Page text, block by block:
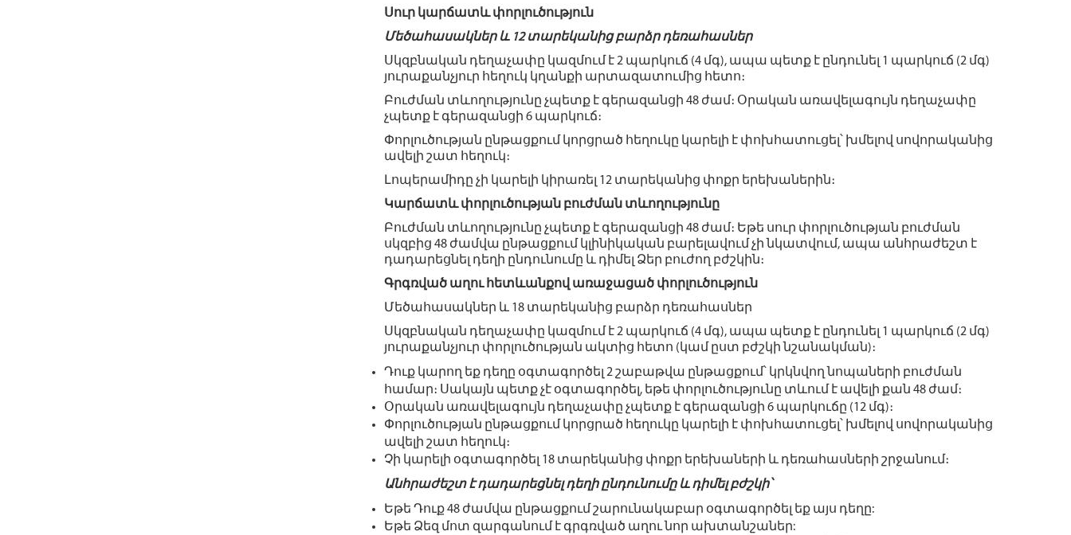
Սուր կարճատև փորլուծություն
Մեծահասակներ և 12 տարեկանից բարձր դեռահասներ
Սկզբնական դեղաչափը կազմում է 2 պարկուճ (4 մգ), ապա պետք է ընդունել 1 պարկուճ (2 մգ)
յուրաքանչյուր հեղուկ կղանքի արտազատումից հետո։
Բուժման տևողությունը չպետք է գերազանցի 48 ժամ։ Օրական առավելագույն դեղաչափը
չպետք է գերազանցի 6 պարկուճ։
Փորլուծության ընթացքում կորցրած հեղուկը կարելի է փոխհատուցել՝ խմելով սովորականից
ավելի շատ հեղուկ։
Լոպերամիդը չի կարելի կիրառել 12 տարեկանից փոքր երեխաներին։
Կարճատև փորլուծության բուժման տևողությունը
Բուժման տևողությունը չպետք է գերազանցի 48 ժամ։ Եթե սուր փորլուծության բուժման
սկզբից 48 ժամվա ընթացքում կլինիկական բարելավում չի նկատվում, ապա անհրաժեշտ է
դադարեցնել դեղի ընդունումը և դիմել Ձեր բուժող բժշկին։
Գրգռված աղու հետևանքով առաջացած փորլուծություն
Մեծահասակներ և 18 տարեկանից բարձր դեռահասներ
Սկզբնական դեղաչափը կազմում է 2 պարկուճ (4 մգ), ապա պետք է ընդունել 1 պարկուճ (2 մգ)
յուրաքանչյուր փորլուծության ակտից հետո (կամ ըստ բժշկի նշանակման)։
Դուք կարող եք դեղը օգտագործել 2 շաբաթվա ընթացքում՝ կրկնվող նոպաների բուժման
համար։ Սակայն պետք չէ օգտագործել, եթե փորլուծությունը տևում է ավելի քան 48 ժամ։
Օրական առավելագույն դեղաչափը չպետք է գերազանցի 6 պարկուճը (12 մգ)։
Փորլուծության ընթացքում կորցրած հեղուկը կարելի է փոխհատուցել՝ խմելով սովորականից
ավելի շատ հեղուկ։
Չի կարելի օգտագործել 18 տարեկանից փոքր երեխաների և դեռահասների շրջանում։
Անհրաժեշտ է դադարեցնել դեղի ընդունումը և դիմել բժշկի՝
Եթե Դուք 48 ժամվա ընթացքում շարունակաբար օգտագործել եք այս դեղը:
Եթե Ձեզ մոտ զարգանում է գրգռված աղու նոր ախտանշաներ: